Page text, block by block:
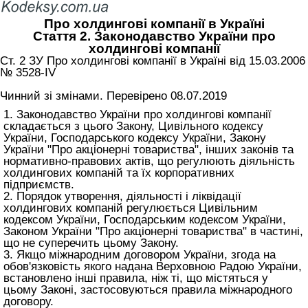
Про холдингові компанії в Україні
Стаття 2. Законодавство України про
холдингові компанії
Ст. 2 ЗУ Про холдингові компанії в Україні вiд 15.03.2006
№ 3528-IV
Чинний зі змінами. Перевірено 08.07.2019
1. Законодавство України про холдингові компанії
складається з цього Закону, Цивільного кодексу
України, Господарського кодексу України, Закону
України "Про акціонерні товариства", інших законів та
нормативно-правових актів, що регулюють діяльність
холдингових компаній та їх корпоративних
підприємств.
2. Порядок утворення, діяльності і ліквідації
холдингових компаній регулюється Цивільним
кодексом України, Господарським кодексом України,
Законом України "Про акціонерні товариства" в частині,
що не суперечить цьому Закону.
3. Якщо міжнародним договором України, згода на
обов'язковість якого надана Верховною Радою України,
встановлено інші правила, ніж ті, що містяться у
цьому Законі, застосовуються правила міжнародного
договору.